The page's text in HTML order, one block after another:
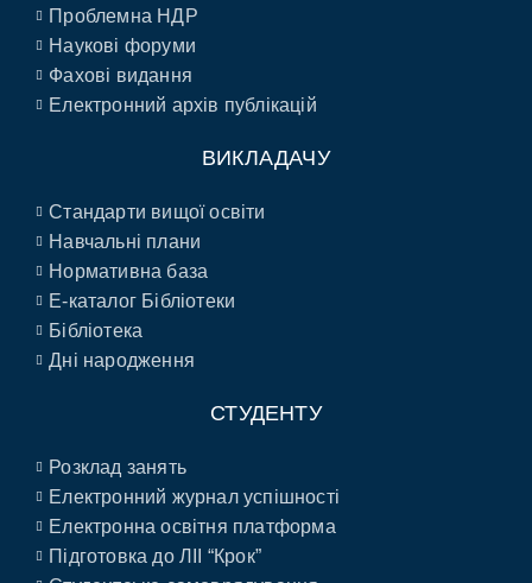
Проблемна НДР
Наукові форуми
Фахові видання
Електронний архів публікацій
ВИКЛАДАЧУ
Стандарти вищої освіти
Навчальні плани
Нормативна база
E-каталог Бібліотеки
Бібліотека
Дні народження
СТУДЕНТУ
Розклад занять
Електронний журнал успішності
Електронна освітня платформа
Підготовка до ЛІІ “Крок”